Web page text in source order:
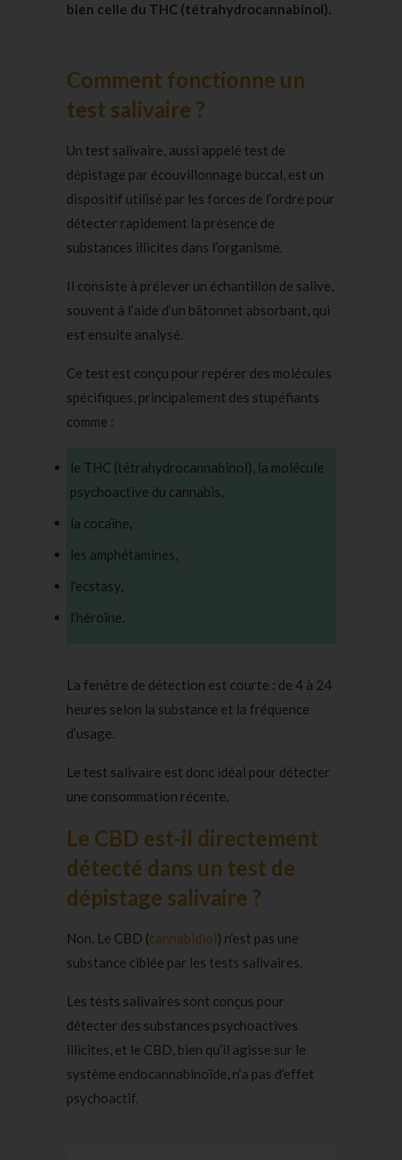
bien celle du THC (tétrahydrocannabinol).
Comment fonctionne un
test salivaire ?
Un test salivaire, aussi appelé test de
dépistage par écouvillonnage buccal, est un
dispositif utilisé par les forces de l’ordre pour
détecter rapidement la présence de
substances illicites dans l’organisme.
Il consiste à prélever un échantillon de salive,
souvent à l’aide d’un bâtonnet absorbant, qui
est ensuite analysé.
Ce test est conçu pour repérer des molécules
spécifiques, principalement des stupéfiants
comme :
le THC (tétrahydrocannabinol) , la molécule
psychoactive du cannabis,
la cocaïne,
les amphétamines,
l’ecstasy,
l’héroïne.
La fenêtre de détection est courte : de 4 à 24
heures selon la substance et la fréquence
d’usage.
Le test salivaire est donc idéal pour détecter
une consommation récente.
Le CBD est-il directement
détecté dans un test de
dépistage salivaire ?
Non. Le CBD (cannabidiol) n’est pas une
substance ciblée par les tests salivaires.
Les tests salivaires sont conçus pour
détecter des substances psychoactives
illicites, et le CBD, bien qu’il agisse sur le
système endocannabinoïde, n’a pas d’effet
psychoactif.